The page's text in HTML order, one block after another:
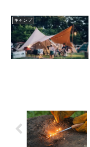
キャンプ